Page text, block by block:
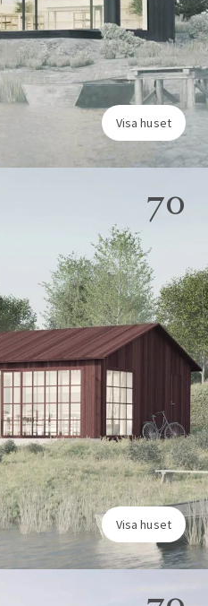
Visa huset
70
Visa huset